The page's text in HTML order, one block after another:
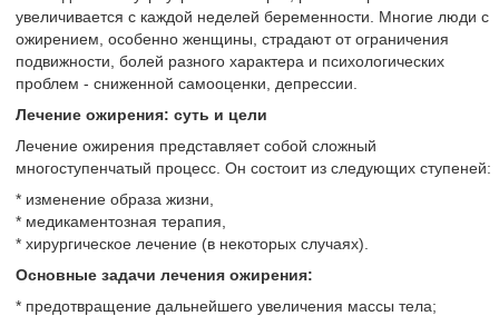
увеличивается с каждой неделей беременности. Многие люди с
ожирением, особенно женщины, страдают от ограничения
подвижности, болей разного характера и психологических
проблем - сниженной самооценки, депрессии.
Лечение ожирения: суть и цели
Лечение ожирения представляет собой сложный
многоступенчатый процесс. Он состоит из следующих ступеней:
* изменение образа жизни,
* медикаментозная терапия,
* хирургическое лечение (в некоторых случаях).
Основные задачи лечения ожирения:
* предотвращение дальнейшего увеличения массы тела;